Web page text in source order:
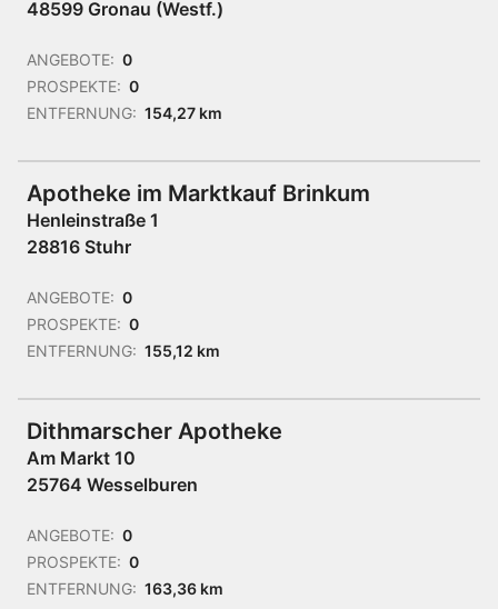
48599 Gronau (Westf.)
ANGEBOTE: 0
PROSPEKTE: 0
ENTFERNUNG: 154,27 km
Apotheke im Marktkauf Brinkum
Henleinstraße 1
28816 Stuhr
ANGEBOTE: 0
PROSPEKTE: 0
ENTFERNUNG: 155,12 km
Dithmarscher Apotheke
Am Markt 10
25764 Wesselburen
ANGEBOTE: 0
PROSPEKTE: 0
ENTFERNUNG: 163,36 km